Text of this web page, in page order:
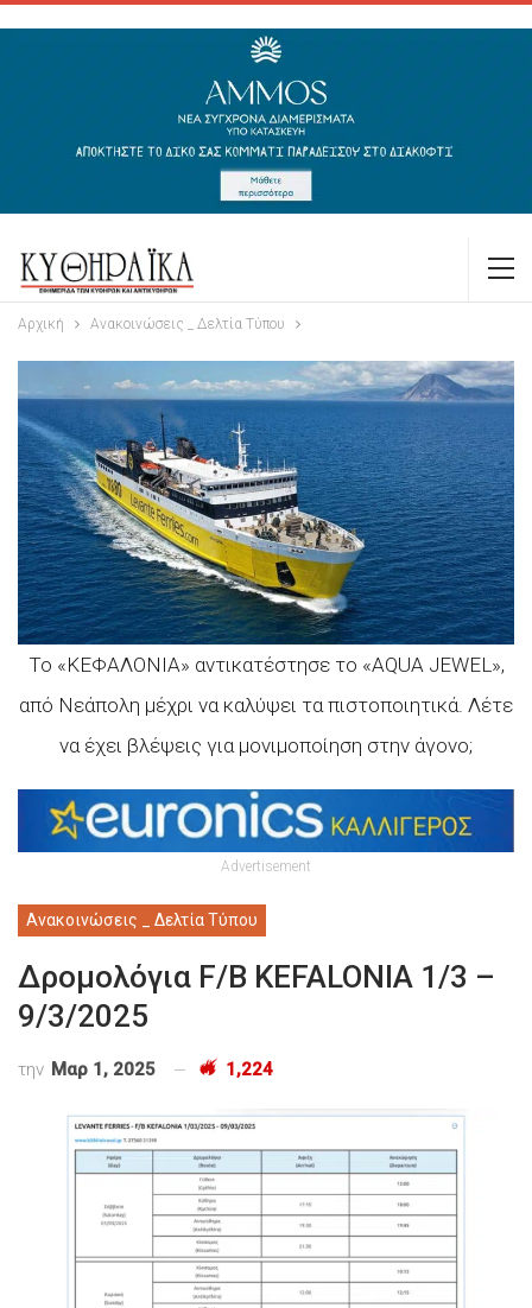
Αρχική Ανακοινώσεις _ Δελτία Τύπου
Το «ΚΕΦΑΛΟΝΙΑ» αντικατέστησε το «AQUA JEWEL»,
από Νεάπολη μέχρι να καλύψει τα πιστοποιητικά. Λέτε
να έχει βλέψεις για μονιμοποίηση στην άγονο;
Advertisement
Ανακοινώσεις _ Δελτία Τύπου
Δρομολόγια F/B KEFALONIA 1/3 –
9/3/2025
την Μαρ 1, 2025 1,224